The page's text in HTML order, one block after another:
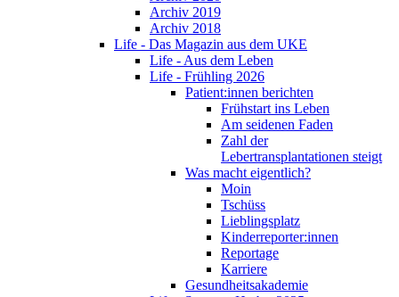
Archiv 2019
Archiv 2018
Life - Das Magazin aus dem UKE
Life - Aus dem Leben
Life - Frühling 2026
Patient:innen berichten
Frühstart ins Leben
Am seidenen Faden
Zahl der
Lebertransplantationen steigt
Was macht eigentlich?
Moin
Tschüss
Lieblingsplatz
Kinderreporter:innen
Reportage
Karriere
Gesundheitsakademie